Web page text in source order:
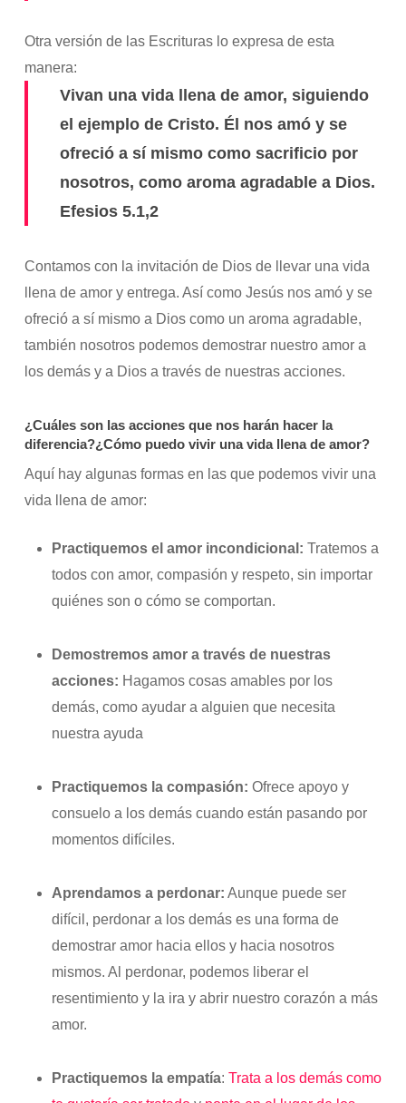
Otra versión de las Escrituras lo expresa de esta
manera:
Vivan una vida llena de amor, siguiendo
el ejemplo de Cristo. Él nos amó y se
ofreció a sí mismo como sacrificio por
nosotros, como aroma agradable a Dios.
Efesios 5.1,2
Contamos con la invitación de Dios de llevar una vida
llena de amor y entrega. Así como Jesús nos amó y se
ofreció a sí mismo a Dios como un aroma agradable,
también nosotros podemos demostrar nuestro amor a
los demás y a Dios a través de nuestras acciones.
¿Cuáles son las acciones que nos harán hacer la
diferencia?¿Cómo puedo vivir una vida llena de amor?
Aquí hay algunas formas en las que podemos vivir una
vida llena de amor:
Practiquemos el amor incondicional: Tratemos a
todos con amor, compasión y respeto, sin importar
quiénes son o cómo se comportan.
Demostremos amor a través de nuestras
acciones: Hagamos cosas amables por los
demás, como ayudar a alguien que necesita
nuestra ayuda
Practiquemos la compasión: Ofrece apoyo y
consuelo a los demás cuando están pasando por
momentos difíciles.
Aprendamos a perdonar: Aunque puede ser
difícil, perdonar a los demás es una forma de
demostrar amor hacia ellos y hacia nosotros
mismos. Al perdonar, podemos liberar el
resentimiento y la ira y abrir nuestro corazón a más
amor.
Practiquemos la empatía: Trata a los demás como